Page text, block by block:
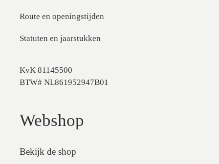
Route en openingstijden
Statuten en jaarstukken
KvK 81145500
BTW# NL861952947B01
Webshop
Bekijk de shop